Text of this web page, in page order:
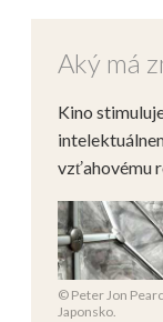
Aký má
Kino
vzťahovému
© Peter Jon
Japonsko.